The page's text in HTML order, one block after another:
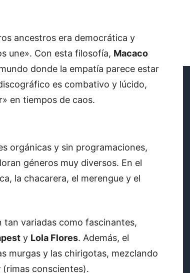
ancestros era democrática y
une». Con esta filosofía, Macaco
donde la empatía parece estar
es combativo y lúcido,
en tiempos de caos.
orgánicas y sin programaciones,
géneros muy diversos. En el
la chacarera, el merengue y el
tan variadas como fascinantes,
y Lola Flores. Además, el
murgas y las chirigotas, mezclando
(rimas conscientes).